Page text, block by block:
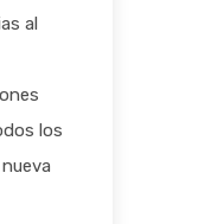
al
los